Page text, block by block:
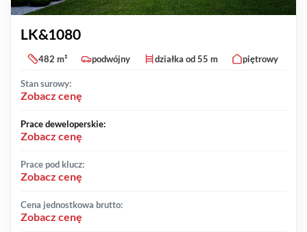
LK&1080
482 m² podwójny działka od 55 m piętrowy
Stan surowy:
Zobacz cenę
Prace deweloperskie:
Zobacz cenę
Prace pod klucz:
Zobacz cenę
Cena jednostkowa brutto:
Zobacz cenę